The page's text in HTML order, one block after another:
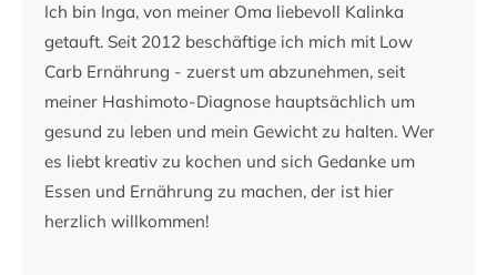
Ich bin Inga, von meiner Oma liebevoll Kalinka
getauft. Seit 2012 beschäftige ich mich mit Low
Carb Ernährung - zuerst um abzunehmen, seit
meiner Hashimoto-Diagnose hauptsächlich um
gesund zu leben und mein Gewicht zu halten. Wer
es liebt kreativ zu kochen und sich Gedanke um
Essen und Ernährung zu machen, der ist hier
herzlich willkommen!